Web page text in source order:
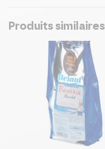
Produits similaires